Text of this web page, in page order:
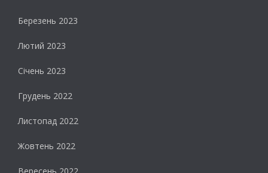
Березень 2023
Лютий 2023
Січень 2023
Грудень 2022
Листопад 2022
Жовтень 2022